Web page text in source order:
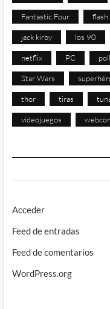
Fantastic Four flash
jack kirby los 90
netflix PC
Star Wars
thor tiras
videojuegos
Acceder
Feed de entradas
Feed de comentarios
WordPress.org